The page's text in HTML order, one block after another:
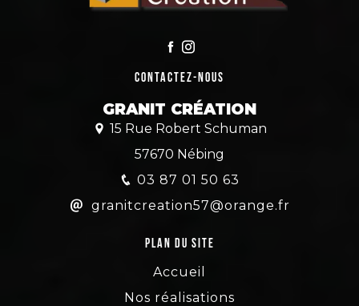
Contactez-nous
GRANIT CRÉATION
15 Rue Robert Schuman
57670 Nébing
03 87 01 50 63
granitcreation57@orange.fr
Plan du site
Accueil
Nos réalisations